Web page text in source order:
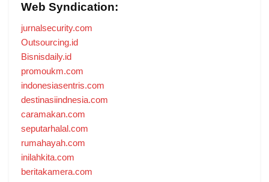
Web Syndication:
jurnalsecurity.com
Outsourcing.id
Bisnisdaily.id
promoukm.com
indonesiasentris.com
destinasiindnesia.com
caramakan.com
seputarhalal.com
rumahayah.com
inilahkita.com
beritakamera.com